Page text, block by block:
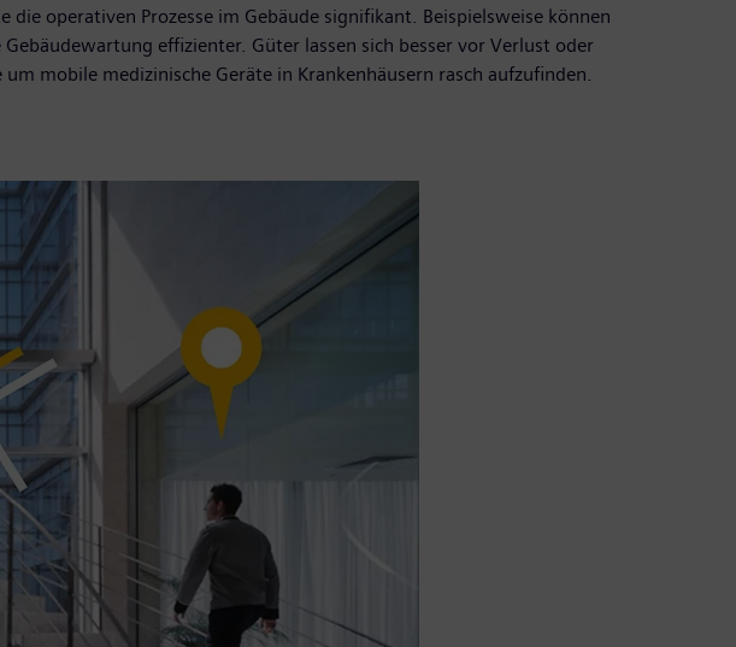
operativen Prozesse im Gebäude signifikant. Beispielsweise können
effizienter. Güter lassen sich besser vor Verlust oder
mobile medizinische Geräte in Krankenhäusern rasch aufzufinden.